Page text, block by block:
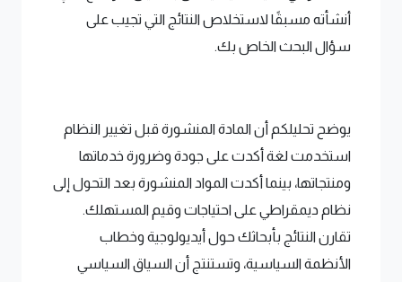
أنشأته مسبقًا لاستخلاص النتائج التي تجيب على
سؤال البحث الخاص بك.
يوضح تحليلكم أن المادة المنشورة قبل تغيير النظام
استخدمت لغة أكدت على جودة وضرورة خدماتها
ومنتجاتها، بينما أكدت المواد المنشورة بعد التحول إلى
نظام ديمقراطي على احتياجات وقيم المستهلك.
تقارن النتائج بأبحاثك حول أيديولوجية وخطاب
الأنظمة السياسية، وتستنتج أن السياق السياسي